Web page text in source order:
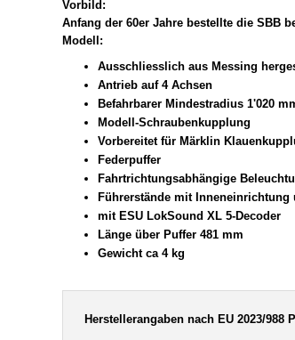
Vorbild:
Anfang der 60er Jahre bestellte die SBB
Modell:
Ausschliesslich aus Messing
Antrieb auf 4 Achsen
Befahrbarer Mindestradius 1'020
Modell-Schraubenkupplung
Vorbereitet für Märklin
Federpuffer
Fahrtrichtungsabhängige
Führerstände mit Inneneinrichtung
mit ESU LokSound XL 5-Decoder
Länge über Puffer 481 mm
Gewicht ca 4 kg
Herstellerangaben nach EU 2023/